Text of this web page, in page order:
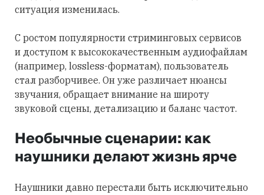
ситуация изменилась.
С ростом популярности стриминговых сервисов
и доступом к высококачественным аудиофайлам
(например, lossless-форматам), пользователь
стал разборчивее. Он уже различает нюансы
звучания, обращает внимание на широту
звуковой сцены, детализацию и баланс частот.
Необычные сценарии: как
наушники делают жизнь ярче
Наушники давно перестали быть исключительно